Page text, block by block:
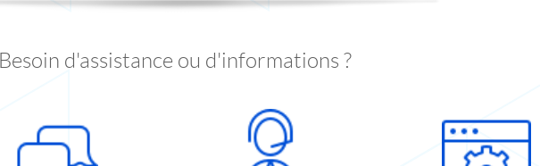
Besoin d'assistance ou d'informations ?